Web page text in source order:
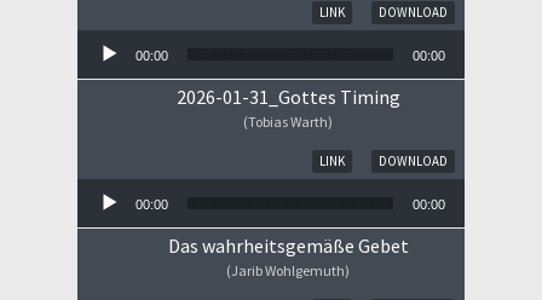
DOWNLOAD
LINK
00:00 00:00
2026-01-31_Gottes Timing
(Tobias Warth)
DOWNLOAD
LINK
00:00 00:00
Das wahrheitsgemäße Gebet
(Jarib Wohlgemuth)